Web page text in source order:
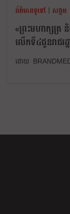
ព័ត៌មានទូទៅ | សង្គម
«ព្រះមហាក្សត្រ និ
លើកទី៤ជូនរាជរដ្